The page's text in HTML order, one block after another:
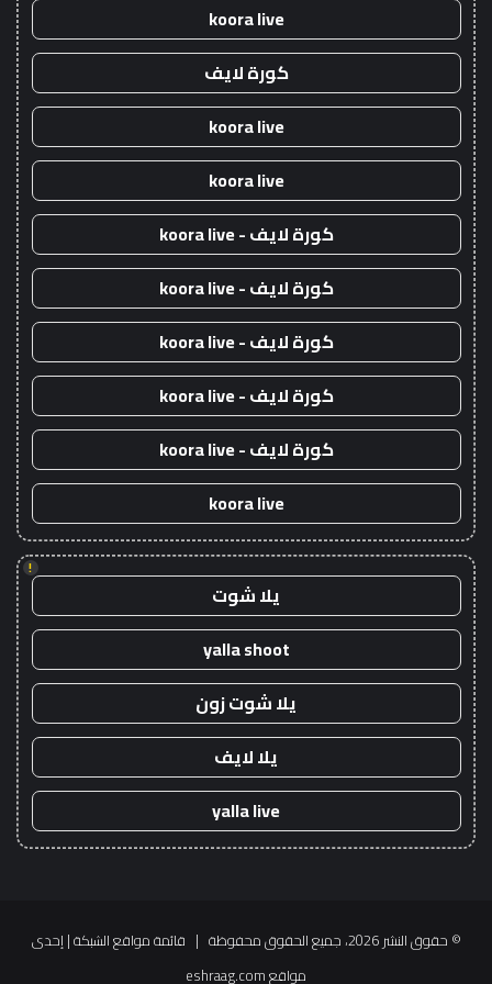
koora live
كورة لايف
koora live
koora live
كورة لايف - koora live
كورة لايف - koora live
كورة لايف - koora live
كورة لايف - koora live
كورة لايف - koora live
koora live
!
يلا شوت
yalla shoot
يلا شوت زون
يلا لايف
yalla live
© حقوق النشر 2026، جميع الحقوق محفوظة | قائمة مواقع الشبكة| إحدى
مواقعeshraag.com